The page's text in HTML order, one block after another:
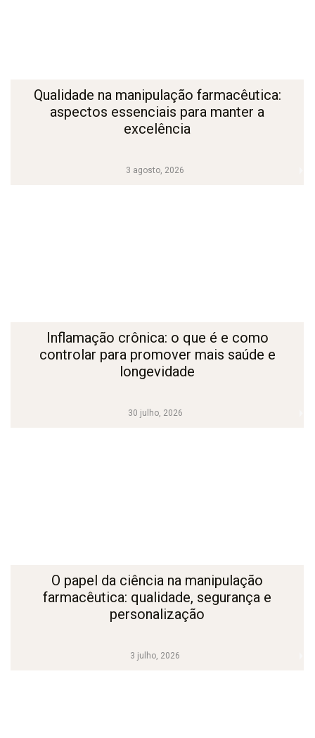
3 agosto, 2026
Qualidade na manipulação farmacêutica:
aspectos essenciais para manter a
excelência
30 julho, 2026
Inflamação crônica: o que é e como
controlar para promover mais saúde e
longevidade
3 julho, 2026
O papel da ciência na manipulação
farmacêutica: qualidade, segurança e
personalização